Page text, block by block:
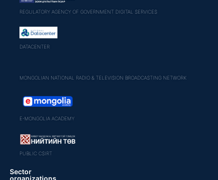
REGULATORY AGENCY OF GOVERNMENT DIGITAL SERVICES
DATACENTER
MONGOLIAN NATIONAL RADIO & TELEVISION BROADCASTING NETWORK
E-MONGOLIA ACADEMY
PUBLIC CSIRT
Sector
organizations